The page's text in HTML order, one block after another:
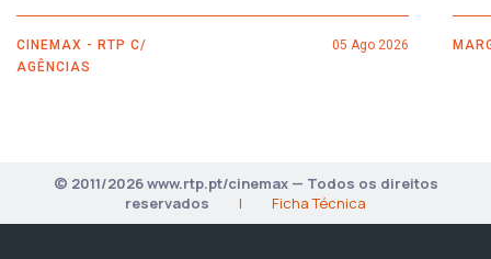
CINEMAX - RTP C/
AGÊNCIAS
05 Ago 2026
© 2011/2026 www.rtp.pt/cinemax — Todos os direitos
reservados
| Ficha Técnica